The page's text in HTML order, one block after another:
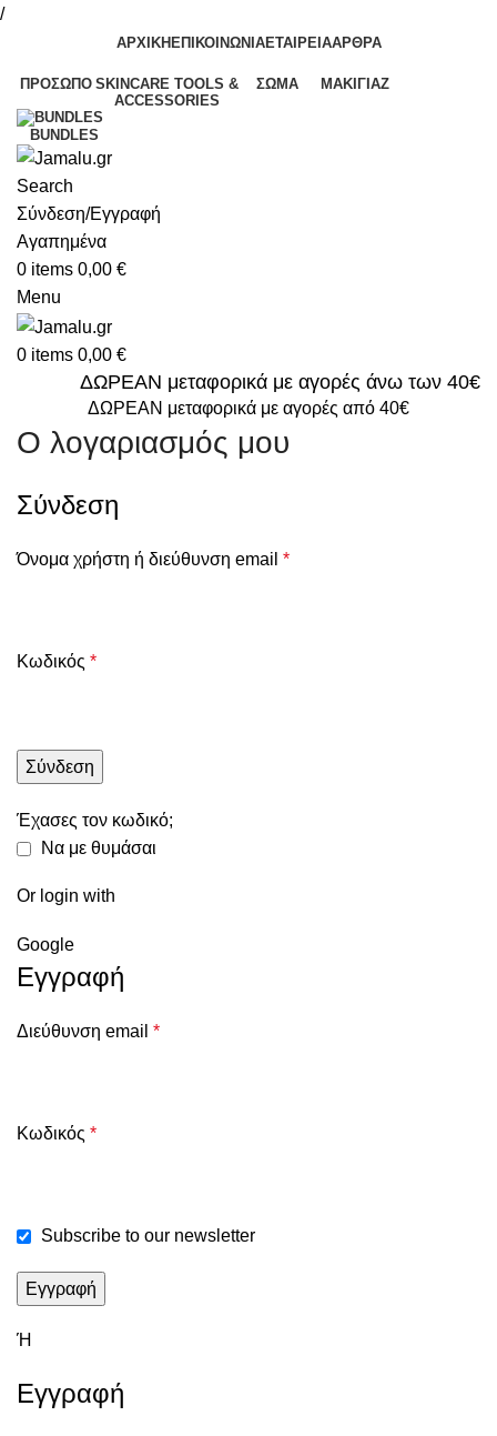
/
ΑΡΧΙΚΗ ΕΠΙΚΟΙΝΩΝΙΑΕΤΑΙΡΕΙΑΑΡΘΡΑ
ΠΡΌΣΩΠΟ SKINCARE TOOLS &
ACCESSORIES
ΣΏΜΑ ΜΑΚΙΓΙΆΖ
BUNDLES
Search
Σύνδεση/Εγγραφή
Αγαπημένα
0 items 0,00 €
Menu
0 items 0,00 €
ΔΩΡΕΑΝ μεταφορικά με αγορές άνω των 40€
ΔΩΡΕΑΝ μεταφορικά με αγορές από 40€
Ο λογαριασμός μου
Σύνδεση
Όνομα χρήστη ή διεύθυνση email *
Κωδικός *
Σύνδεση
Έχασες τον κωδικό;
Να με θυμάσαι
Or login with
Google
Εγγραφή
Διεύθυνση email *
Κωδικός *
Subscribe to our newsletter
Εγγραφή
Ή
Εγγραφή